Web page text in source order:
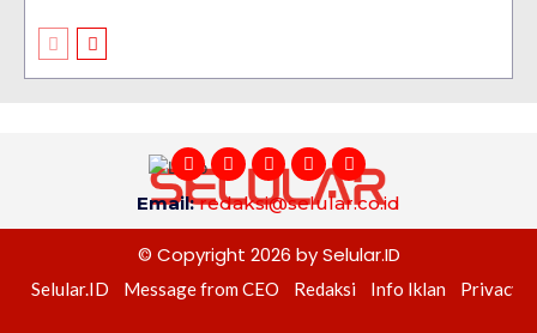
Email:redaksi@selular.co.id
© Copyright 2026 by Selular.ID
Selular.ID Message from CEO Redaksi Info Iklan Privacy